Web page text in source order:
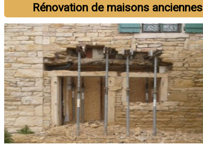
Rénovation de maisons anciennes